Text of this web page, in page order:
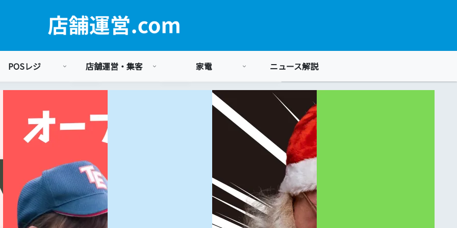
POSレジ 店舗運営・集客 家電 ニュース解説